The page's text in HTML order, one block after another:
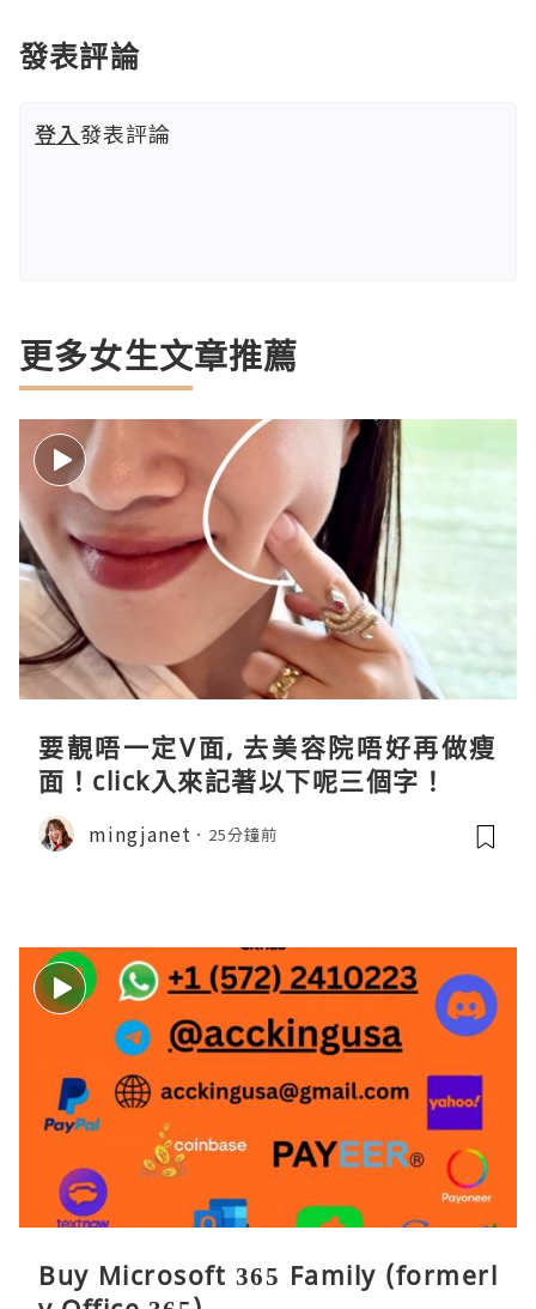
發表評論
登入發表評論
更多女生文章推薦
要靚唔一定V面, 去美容院唔好再做瘦
面！click入來記著以下呢三個字！
mingjanet 25分鐘前
Buy Microsoft 365 Family (formerl